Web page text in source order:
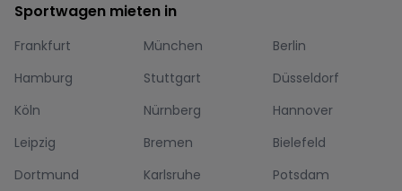
Sportwagen mieten in
Frankfurt München
Berlin
Hamburg
Stuttgart
Düsseldorf
Köln
Nürnberg
Hannover
Leipzig
Bremen
Bielefeld
Dortmund
Karlsruhe
Potsdam